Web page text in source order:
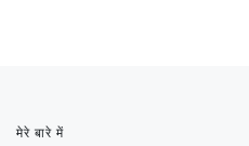
मेरे बारे में